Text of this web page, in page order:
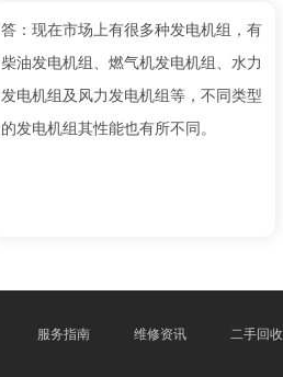
答：现在市场上有很多种发电机组，有
柴油发电机组、燃气机发电机组、水力
发电机组及风力发电机组等，不同类型
的发电机组其性能也有所不同。
服务指南 维修资讯 二手回收